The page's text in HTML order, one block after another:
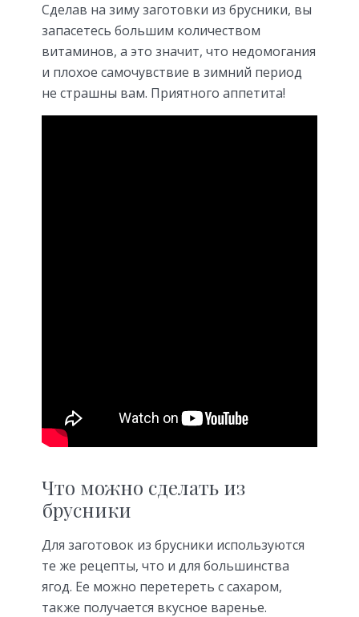
Сделав на зиму заготовки из брусники, вы
запасетесь большим количеством
витаминов, а это значит, что недомогания
и плохое самочувствие в зимний период
не страшны вам. Приятного аппетита!
Что можно сделать из
брусники
Для заготовок из брусники используются
те же рецепты, что и для большинства
ягод. Ее можно перетереть с сахаром,
также получается вкусное варенье.